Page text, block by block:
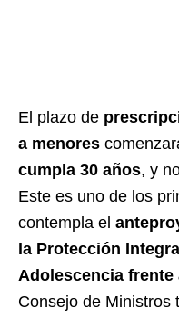
El plazo de
a menores
cumpla 30 años, y
Este es uno de los
contempla el
la Protección
Adolescencia frente
Consejo de Ministros